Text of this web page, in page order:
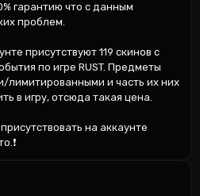
гарантию что с данным
проблем.
присутствуют 119 скинов с
по игре RUST. Предметы
лимитированными и часть их них
в игру, отсюда такая цена.
на аккаунте